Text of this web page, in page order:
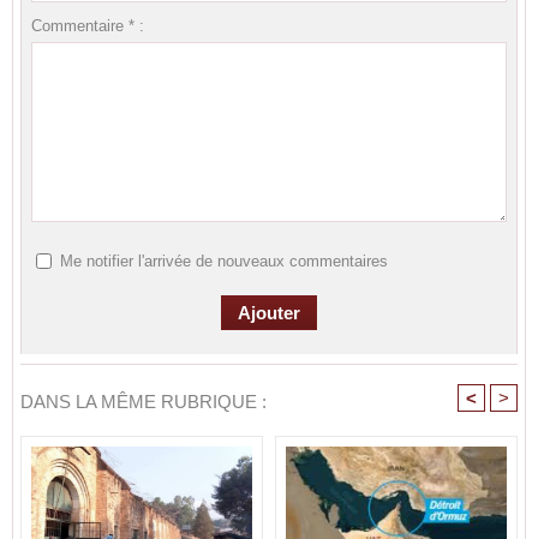
Commentaire * :
Me notifier l'arrivée de nouveaux commentaires
DANS LA MÊME RUBRIQUE : < >